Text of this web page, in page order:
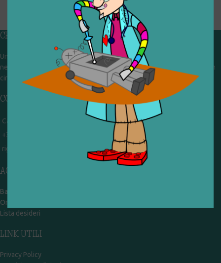
CHI SIAMO
Un gruppo di volontari che sognano di diventare un centro del riuso e
nel frattempo ricevono in dono giocattoli, li riparano e li reimmettono in
circolazione. Operiamo per un'economia civile, circolare e sostenibile.
CONTATTI
Campobasso - via Garibaldi 51
+39 328 767 9587
rigiocattolocb@gmail.com
ACCOUNT
Bacheca
Ordini
Lista desideri
LINK UTILI
Privacy Policy